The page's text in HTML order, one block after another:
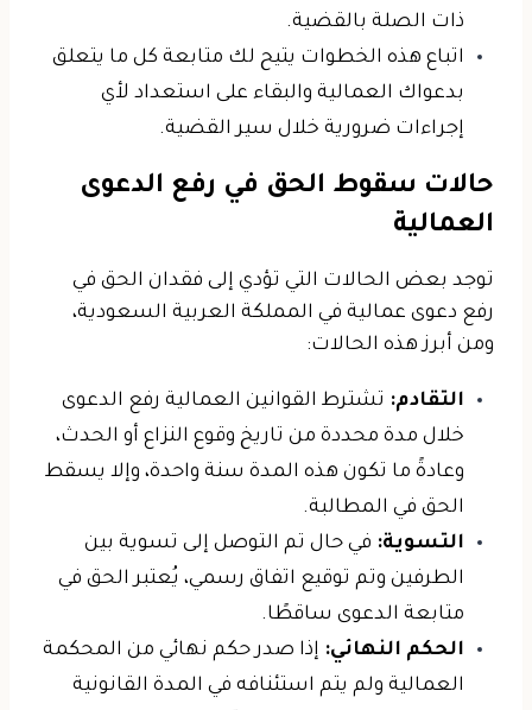
ذات الصلة بالقضية.
اتباع هذه الخطوات يتيح لك متابعة كل ما يتعلق
بدعواك العمالية والبقاء على استعداد لأي
إجراءات ضرورية خلال سير القضية.
حالات سقوط الحق في رفع الدعوى
العمالية
توجد بعض الحالات التي تؤدي إلى فقدان الحق في
رفع دعوى عمالية في المملكة العربية السعودية،
ومن أبرز هذه الحالات:
التقادم: تشترط القوانين العمالية رفع الدعوى
خلال مدة محددة من تاريخ وقوع النزاع أو الحدث،
وعادةً ما تكون هذه المدة سنة واحدة، وإلا يسقط
الحق في المطالبة.
التسوية: في حال تم التوصل إلى تسوية بين
الطرفين وتم توقيع اتفاق رسمي، يُعتبر الحق في
متابعة الدعوى ساقطًا.
الحكم النهائي: إذا صدر حكم نهائي من المحكمة
العمالية ولم يتم استئنافه في المدة القانونية